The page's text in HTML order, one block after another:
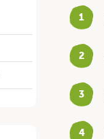
1
2
3
4